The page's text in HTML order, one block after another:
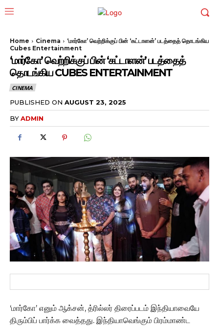
Home Cinema
‘மார்கோ’ வெற்றிக்குப் பின் ‘கட்டாளன்’ படத்தைத் தொடங்கிய
Cubes Entertainment
‘மார்கோ’ வெற்றிக்குப் பின் ‘கட்டாளன்’ படத்தைத்
தொடங்கிய CUBES ENTERTAINMENT
CINEMA
PUBLISHED ON AUGUST 23, 2025
BYADMIN
‘மார்கோ’ எனும் ஆக்சன், த்ரில்லர் திரைப்படம் இந்தியாவையே
திரும்பிப் பார்க்க வைத்தது. இந்தியாவெங்கும் பிரம்மாண்ட